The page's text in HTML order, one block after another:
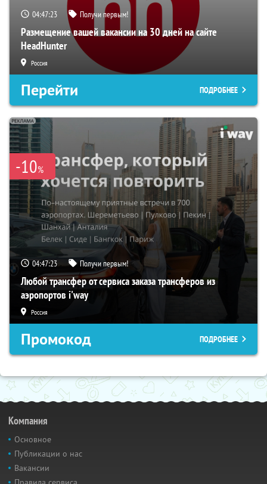
04:47:22 Получи первым!
Размещение вашей вакансии на 30 дней на сайте
HeadHunter
Россия
Перейти ПОДРОБНЕЕ
-10%
04:47:22 Получи первым!
Любой трансфер от сервиса заказа трансферов из
аэропортов i'way
Россия
Промокод ПОДРОБНЕЕ
Компания
Основное
Публикации о нас
Вакансии